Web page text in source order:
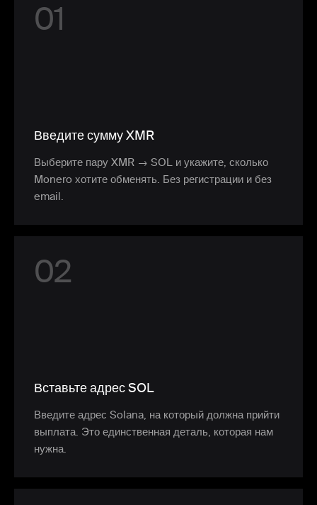
01
Введите сумму XMR
Выберите пару XMR → SOL и укажите, сколько
Monero хотите обменять. Без регистрации и без
email.
02
Вставьте адрес SOL
Введите адрес Solana, на который должна прийти
выплата. Это единственная деталь, которая нам
нужна.